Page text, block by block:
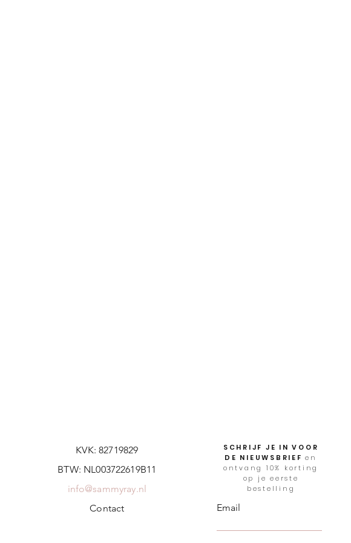
KVK: 82719829
BTW: NL003722619B11
info@sammyray.nl
Contact
SCHRIJF JE IN VOOR
DE NIEUWSBRIEFen
ontvang 10% korting
op je eerste
bestelling
Email